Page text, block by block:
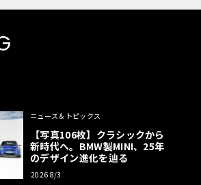
ニュース＆トピックス
【写真106枚】クラシックから
新時代へ。BMW製MINI、25年
のデザイン進化を辿る
2026 8/3